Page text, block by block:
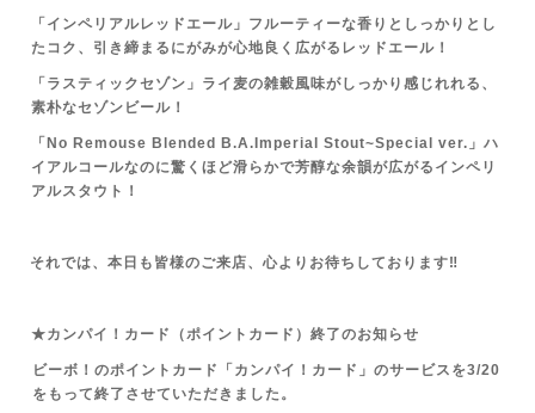
「インペリアルレッドエール」フルーティーな香りとしっかりとし
たコク、引き締まるにがみが心地良く広がるレッドエール！
「ラスティックセゾン」ライ麦の雑穀風味がしっかり感じれれる、
素朴なセゾンビール！
「No Remouse Blended B.A.Imperial Stout~Special ver.」ハ
イアルコールなのに驚くほど滑らかで芳醇な余韻が広がるインペリ
アルスタウト！
それでは、本日も皆様のご来店、心よりお待ちしております‼
★カンパイ！カード（ポイントカード）終了のお知らせ
ビーボ！のポイントカード「カンパイ！カード」のサービスを3/20
をもって終了させていただきました。